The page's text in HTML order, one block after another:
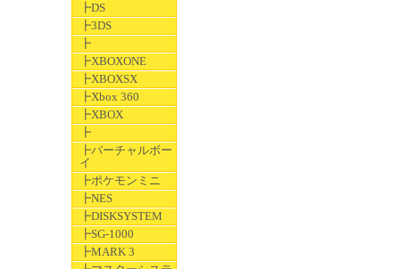
┣DS
┣3DS
┣
┣XBOXONE
┣XBOXSX
┣Xbox 360
┣XBOX
┣
┣バーチャルボー
イ
┣ポケモンミニ
┣NES
┣DISKSYSTEM
┣SG-1000
┣MARK 3